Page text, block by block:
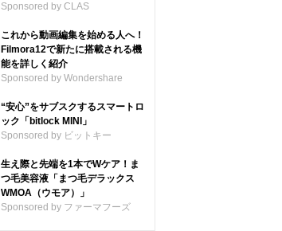
Sponsored by CLAS
これから動画編集を始める人へ！
Filmora12で新たに搭載される機
能を詳しく紹介
Sponsored by Wondershare
“安心”をサブスクするスマートロ
ック「bitlock MINI」
Sponsored by ビットキー
生え際と先端を1本でWケア！ま
つ毛美容液「まつ毛デラックス
WMOA（ウモア）」
Sponsored by ファーマフーズ